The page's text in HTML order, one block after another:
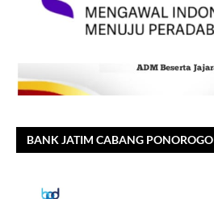
BANK JATIM CABANG PONOROGO